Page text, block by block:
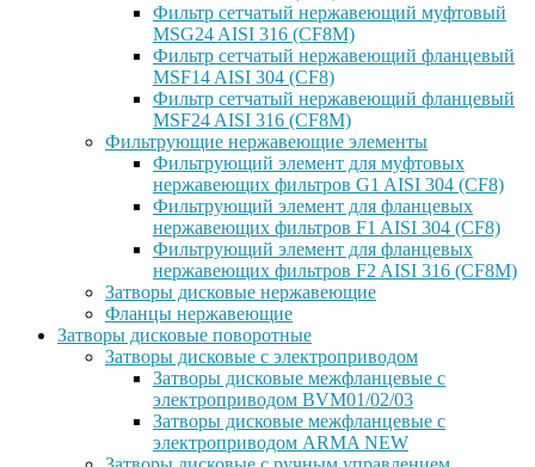
Фильтр сетчатый нержавеющий муфтовый
MSG24 AISI 316 (CF8M)
Фильтр сетчатый нержавеющий фланцевый
MSF14 AISI 304 (CF8)
Фильтр сетчатый нержавеющий фланцевый
MSF24 AISI 316 (CF8M)
Фильтрующие нержавеющие элементы
Фильтрующий элемент для муфтовых
нержавеющих фильтров G1 AISI 304 (CF8)
Фильтрующий элемент для фланцевых
нержавеющих фильтров F1 AISI 304 (CF8)
Фильтрующий элемент для фланцевых
нержавеющих фильтров F2 AISI 316 (CF8M)
Затворы дисковые нержавеющие
Фланцы нержавеющие
Затворы дисковые поворотные
Затворы дисковые с электроприводом
Затворы дисковые межфланцевые с
электроприводом BVM01/02/03
Затворы дисковые межфланцевые с
электроприводом ARMA NEW